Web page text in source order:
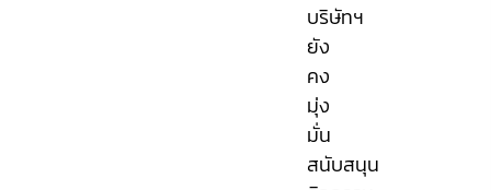
บริษัทฯ
ยัง
คง
มุ่ง
มั่น
สนับสนุน